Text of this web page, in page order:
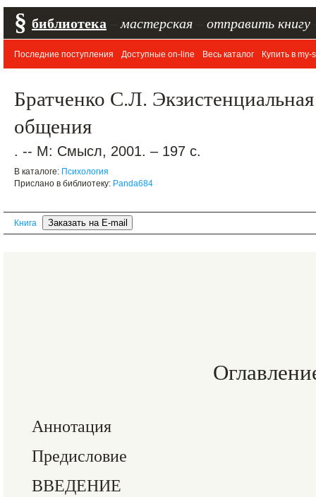
§ библиотека мастерская отправить книгу
Последние поступления Доступные on-line Весь каталог Купить в my-
Братченко С.Л.
общения
. -- М: Смысл, 2001. – 197 с.
В каталоге: Психология
Прислано в библиотеку: Panda684
Книга
Аннотация
Предисловие
ВВЕДЕНИЕ